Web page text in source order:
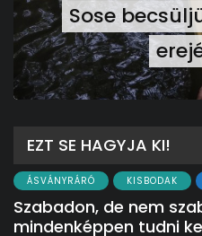
Sose
EZT SE HAGYJA KI!
ÁSVÁNYRÁRÓ KISBODAK
Szabadon, de nem
mindenképpen tudni